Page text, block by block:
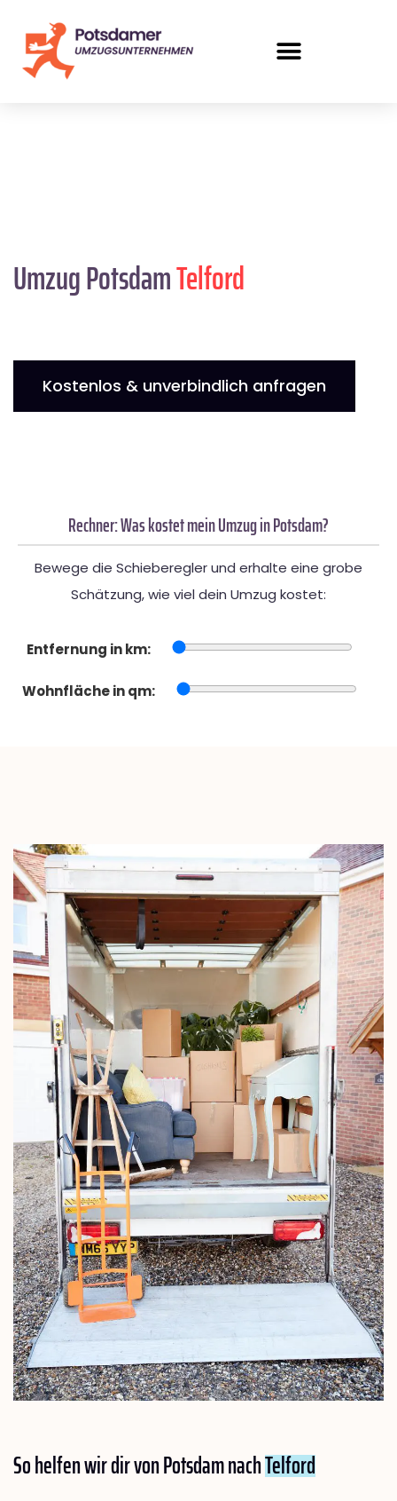
Umzug PotsdamTelford
Kostenlos & unverbindlich anfragen
Rechner: Was kostet mein Umzug in Potsdam?
Bewege die Schieberegler und erhalte eine grobe
Schätzung, wie viel dein Umzug kostet:
Entfernung in km:
Wohnfläche in qm:
So helfen wir dir von Potsdam nachTelford